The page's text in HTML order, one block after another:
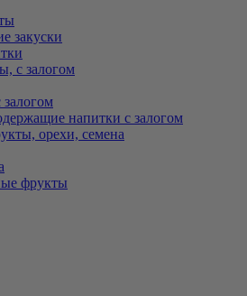
закуски
с залогом
напитки с залогом
орехи, семена
фрукты